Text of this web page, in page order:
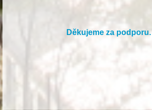
Děkujeme za podporu.